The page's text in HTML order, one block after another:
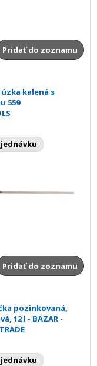
Pridať do zoznamu
kalená s
559
Pridať do zoznamu
pozinkovaná,
12 l - BAZAR -